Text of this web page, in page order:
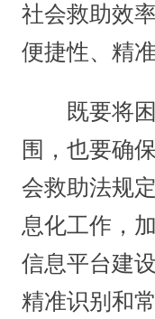
社会救助效
便捷性、精
既要将困
围，也要确
会救助法规
息化工作，
信息平台建
精准识别和